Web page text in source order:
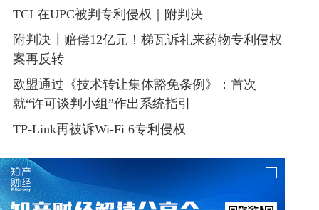
TCL在UPC被判专利侵权｜附判决
附判决┃赔偿12亿元！梯瓦诉礼来药物专利侵权
案再反转
欧盟通过《技术转让集体豁免条例》：首次
就“许可谈判小组”作出系统指引
TP-Link再被诉Wi-Fi 6专利侵权